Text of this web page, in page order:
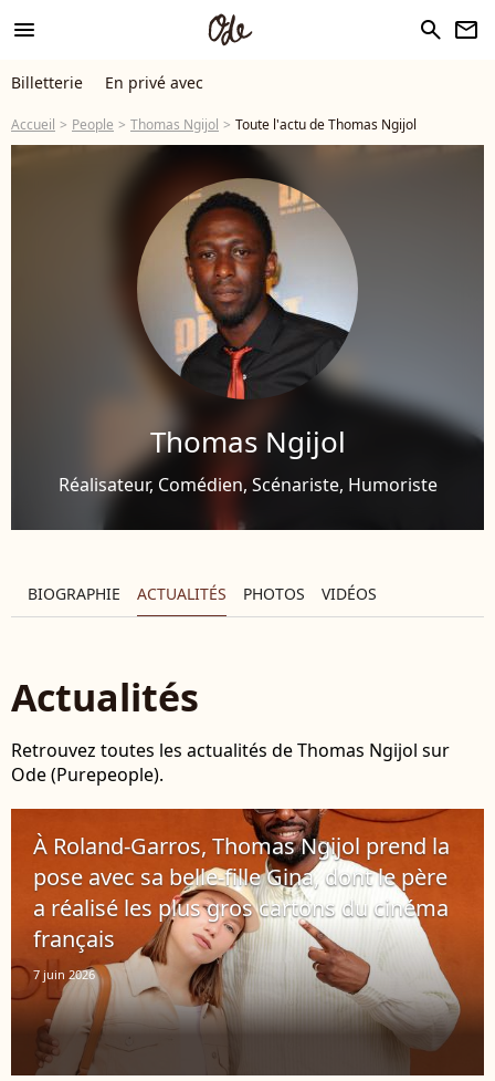
menu search newsletter
Billetterie En privé avec
Accueil People Thomas Ngijol Toute l'actu de Thomas Ngijol
Thomas Ngijol
Réalisateur, Comédien, Scénariste, Humoriste
BIOGRAPHIE ACTUALITÉS PHOTOS VIDÉOS
Actualités
Retrouvez toutes les actualités de Thomas Ngijol sur
Ode (Purepeople).
À Roland-Garros, Thomas Ngijol prend la
pose avec sa belle-fille Gina, dont le père
a réalisé les plus gros cartons du cinéma
français
7 juin 2026